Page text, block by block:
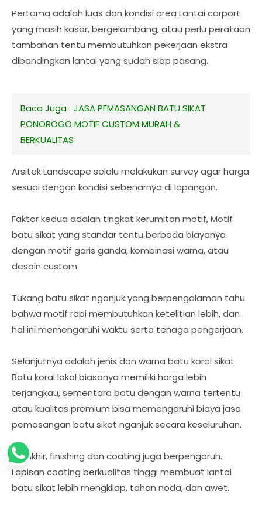
Pertama adalah luas dan kondisi area Lantai carport
yang masih kasar, bergelombang, atau perlu perataan
tambahan tentu membutuhkan pekerjaan ekstra
dibandingkan lantai yang sudah siap pasang.
Baca Juga : JASA PEMASANGAN BATU SIKAT
PONOROGO MOTIF CUSTOM MURAH &
BERKUALITAS
Arsitek Landscape selalu melakukan survey agar harga
sesuai dengan kondisi sebenarnya di lapangan.
Faktor kedua adalah tingkat kerumitan motif, Motif
batu sikat yang standar tentu berbeda biayanya
dengan motif garis ganda, kombinasi warna, atau
desain custom.
Tukang batu sikat nganjuk yang berpengalaman tahu
bahwa motif rapi membutuhkan ketelitian lebih, dan
hal ini memengaruhi waktu serta tenaga pengerjaan.
Selanjutnya adalah jenis dan warna batu koral sikat
Batu koral lokal biasanya memiliki harga lebih
terjangkau, sementara batu dengan warna tertentu
atau kualitas premium bisa memengaruhi biaya jasa
pemasangan batu sikat nganjuk secara keseluruhan.
Terakhir, finishing dan coating juga berpengaruh.
Lapisan coating berkualitas tinggi membuat lantai
batu sikat lebih mengkilap, tahan noda, dan awet.